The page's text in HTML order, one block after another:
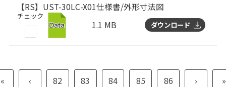
チェック
【RS】UST-30LC-X01仕様書/外形寸法図
1.1 MB
ダウンロード
« ‹ 82 83 84 85 86 › »